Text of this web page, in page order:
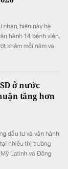
nhân, hiện này hệ
hành 14 bệnh viện,
khám mỗi năm và
ở nước
tăng hơn
đầu tư và vận hành
nhiều thị trường
Latinh và Đông